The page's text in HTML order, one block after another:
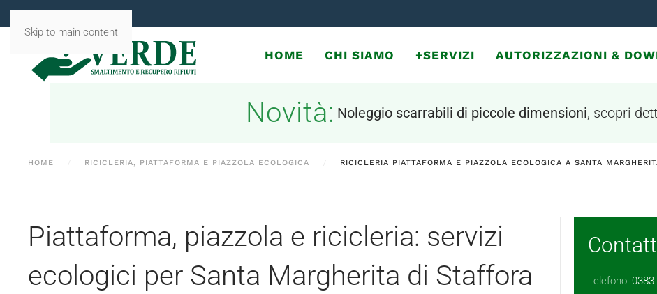
Skip to main content
HOME CHI SIAMO +SERVIZI AUTORIZZAZIONI &
Novità: Noleggio scarrabili di piccole dimensioni, scopri
HOME RICICLERIA, PIATTAFORMA E PIAZZOLA ECOLOGICA RICICLERIA PIATTAFORMA E PIAZZOLA ECOLOGICA A SANTA
Piattaforma, piazzola e ricicleria: servizi
ecologici per Santa Margherita di Staffora
Telefono: